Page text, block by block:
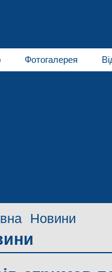
Фотогалерея
Новини